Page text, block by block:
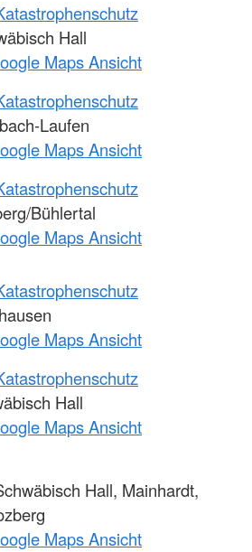
Hall
Maps Ansicht
Laufen
Maps Ansicht
Bühlertal
Maps Ansicht
Maps Ansicht
Hall
Maps Ansicht
Hall, Mainhardt,
Maps Ansicht